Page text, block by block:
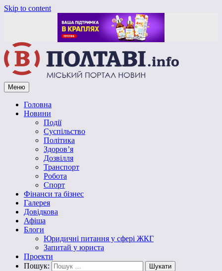
Skip to content
Vpoltave.info
Полтавський портал новин
Меню
Головна
Новини
Події
Суспільство
Політика
Здоров’я
Дозвілля
Транспорт
Робота
Спорт
Фінанси та бізнес
Галерея
Довідкова
Афіша
Блоги
Юридичні питання у сфері ЖКГ
Запитай у юриста
Проекти
Пошук: